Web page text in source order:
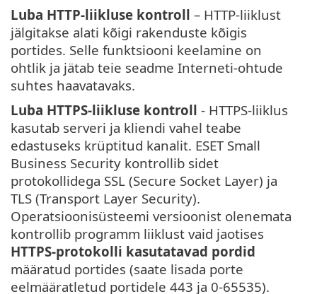
Luba HTTP-liikluse kontroll – HTTP-liiklust
jälgitakse alati kõigi rakenduste kõigis
portides. Selle funktsiooni keelamine on
ohtlik ja jätab teie seadme Interneti-ohtude
suhtes haavatavaks.
Luba HTTPS-liikluse kontroll - HTTPS-liiklus
kasutab serveri ja kliendi vahel teabe
edastuseks krüptitud kanalit. ESET Small
Business Security kontrollib sidet
protokollidega SSL (Secure Socket Layer) ja
TLS (Transport Layer Security).
Operatsioonisüsteemi versioonist olenemata
kontrollib programm liiklust vaid jaotises
HTTPS-protokolli kasutatavad pordid
määratud portides (saate lisada porte
eelmääratletud portidele 443 ja 0-65535).